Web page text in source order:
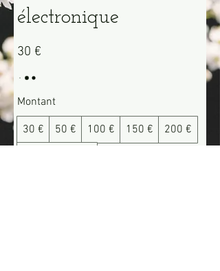
électronique
30 €
Montant
30 €
50 € 100 € 150 €
200 €